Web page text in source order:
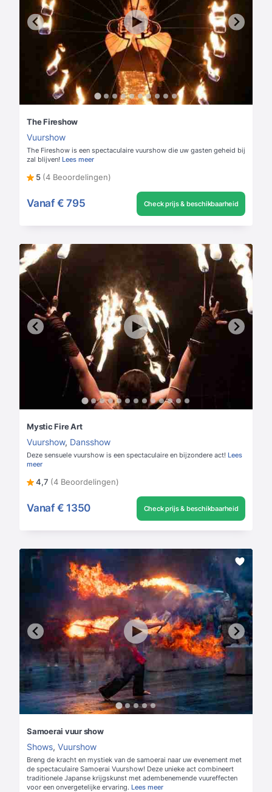
The Fireshow
Vuurshow
The Fireshow is een spectaculaire vuurshow die uw gasten geheid bij
zal blijven! Lees meer
5 (4 Beoordelingen)
Vanaf € 795 Check prijs & beschikbaarheid
Mystic Fire Art
Vuurshow, Dansshow
Deze sensuele vuurshow is een spectaculaire en bijzondere act! Lees
meer
4,7 (4 Beoordelingen)
Vanaf € 1350 Check prijs & beschikbaarheid
Samoerai vuur show
Shows, Vuurshow
Breng de kracht en mystiek van de samoerai naar uw evenement met
de spectaculaire Samoerai Vuurshow! Deze unieke act combineert
traditionele Japanse krijgskunst met adembenemende vuureffecten
voor een onvergetelijke ervaring. Lees meer